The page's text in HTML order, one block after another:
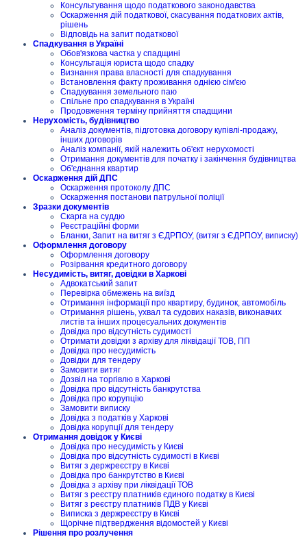
Консультування щодо податкового законодавства
Оскарження дій податкової, скасування податкових актів,
рішень
Відповідь на запит податкової
Спадкування в Україні
Обов'язкова частка у спадщині
Консультація юриста щодо спадку
Визнання права власності для спадкування
Встановлення факту проживання однією сім'єю
Спадкування земельного паю
Спільне про спадкування в Україні
Продовження терміну прийняття спадщини
Нерухомість, будівництво
Аналіз документів, підготовка договору купівлі-продажу,
інших договорів
Аналіз компанії, якій належить об'єкт нерухомості
Отримання документів для початку і закінчення будівництва
Об'єднання квартир
Оскарження дій ДПС
Оскарження протоколу ДПС
Оскарження постанови патрульної поліції
Зразки документів
Скарга на суддю
Реєстраційні форми
Бланки, Запит на витяг з ЄДРПОУ, (витяг з ЄДРПОУ, виписку)
Оформлення договору
Оформлення договору
Розірвання кредитного договору
Несудимість, витяг, довідки в Харкові
Адвокатський запит
Перевірка обмежень на виїзд
Отримання інформації про квартиру, будинок, автомобіль
Отримання рішень, ухвал та судових наказів, виконавчих
листів та інших процесуальних документів
Довідка про відсутність судимості
Отримати довідки з архіву для ліквідації ТОВ, ПП
Довідка про несудимість
Довідки для тендеру
Замовити витяг
Дозвіл на торгівлю в Харкові
Довідка про відсутність банкрутства
Довідка про корупцію
Замовити виписку
Довідка з податків у Харкові
Довідка корупції для тендеру
Отримання довідок у Києві
Довідка про несудимість у Києві
Довідка про відсутність судимості в Києві
Витяг з держреєстру в Києві
Довідка про банкрутство в Києві
Довідка з архіву при ліквідації ТОВ
Витяг з реєстру платників єдиного податку в Києві
Витяг з реєстру платників ПДВ у Києві
Виписка з держреєстру в Києві
Щорічне підтвердження відомостей у Києві
Рішення про розлучення